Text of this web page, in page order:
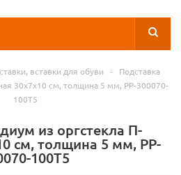
вставки для обуви -
Подставка
30х7х10 см, толщина 5 мм, PP-300070-
100T5
из оргстекла П-
см, толщина 5 мм, PP-
100T5